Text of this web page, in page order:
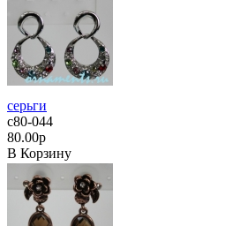
серьги
с80-044
80.00р
В Корзину